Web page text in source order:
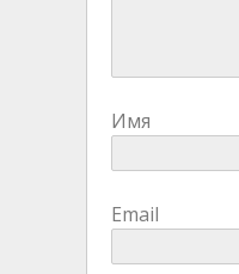
Имя
Email